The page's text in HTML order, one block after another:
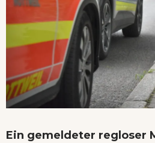
Ein gemeldeter regloser